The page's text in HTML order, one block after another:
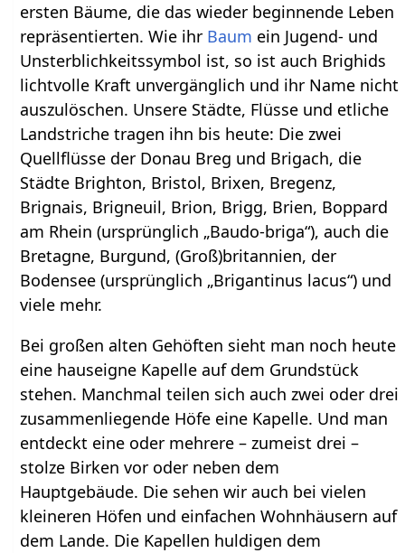
ersten Bäume, die das wieder beginnende Leben
repräsentierten. Wie ihr Baum ein Jugend- und
Unsterblichkeitssymbol ist, so ist auch Brighids
lichtvolle Kraft unvergänglich und ihr Name nicht
auszulöschen. Unsere Städte, Flüsse und etliche
Landstriche tragen ihn bis heute: Die zwei
Quellflüsse der Donau Breg und Brigach, die
Städte Brighton, Bristol, Brixen, Bregenz,
Brignais, Brigneuil, Brion, Brigg, Brien, Boppard
am Rhein (ursprünglich „Baudo-briga“), auch die
Bretagne, Burgund, (Groß)britannien, der
Bodensee (ursprünglich „Brigantinus lacus“) und
viele mehr.
Bei großen alten Gehöften sieht man noch heute
eine hauseigne Kapelle auf dem Grundstück
stehen. Manchmal teilen sich auch zwei oder drei
zusammenliegende Höfe eine Kapelle. Und man
entdeckt eine oder mehrere – zumeist drei –
stolze Birken vor oder neben dem
Hauptgebäude. Die sehen wir auch bei vielen
kleineren Höfen und einfachen Wohnhäusern auf
dem Lande. Die Kapellen huldigen dem